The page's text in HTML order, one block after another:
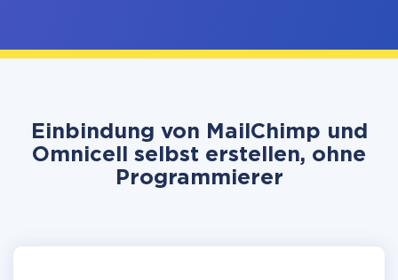
Einbindung von MailChimp und
Omnicell selbst erstellen, ohne
Programmierer